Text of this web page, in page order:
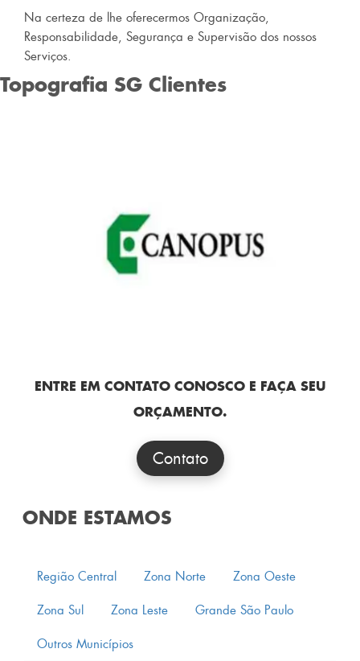
Na certeza de lhe oferecermos Organização,
Responsabilidade, Segurança e Supervisão dos nossos
Serviços.
Topografia SG Clientes
ENTRE EM CONTATO CONOSCO E FAÇA SEU
ORÇAMENTO.
Contato
ONDE ESTAMOS
Região Central Zona Norte Zona Oeste
Zona Sul Zona Leste Grande São Paulo
Outros Municípios